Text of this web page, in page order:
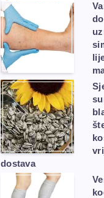
dostava